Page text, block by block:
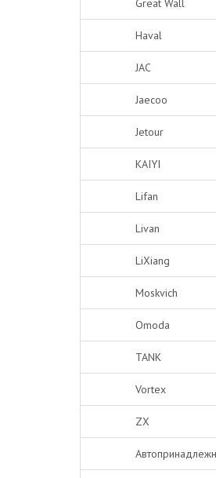
Great Wall
Haval
JAC
Jaecoo
Jetour
KAIYI
Lifan
Livan
LiXiang
Moskvich
Omoda
TANK
Vortex
ZX